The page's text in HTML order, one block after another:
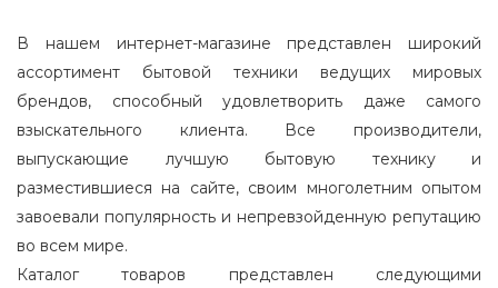
В нашем интернет-магазине представлен широкий
ассортимент бытовой техники ведущих мировых
брендов, способный удовлетворить даже самого
взыскательного клиента. Все производители,
выпускающие лучшую бытовую технику и
разместившиеся на сайте, своим многолетним опытом
завоевали популярность и непревзойденную репутацию
во всем мире.
Каталог товаров представлен следующими